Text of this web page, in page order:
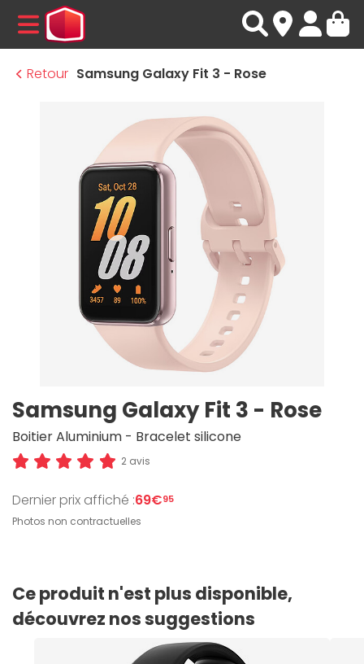
MENU
Retour Samsung Galaxy Fit 3 - Rose
Samsung Galaxy Fit 3 - Rose
Boitier Aluminium - Bracelet silicone
2 avis
Dernier prix affiché :69€95
Photos non contractuelles
Ce produit n'est plus disponible,
découvrez nos suggestions